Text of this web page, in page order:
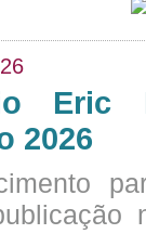
Eric
2026